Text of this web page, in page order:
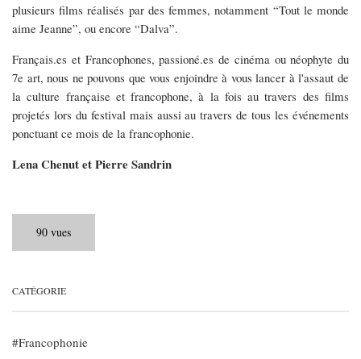
plusieurs films réalisés par des femmes, notamment “Tout le monde
aime Jeanne”, ou encore “Dalva”.
Français.es et Francophones, passioné.es de cinéma ou néophyte du
7e art, nous ne pouvons que vous enjoindre à vous lancer à l'assaut de
la culture française et francophone, à la fois au travers des films
projetés lors du festival mais aussi au travers de tous les événements
ponctuant ce mois de la francophonie.
Lena Chenut et Pierre Sandrin
90 vues
CATÉGORIE
Francophonie